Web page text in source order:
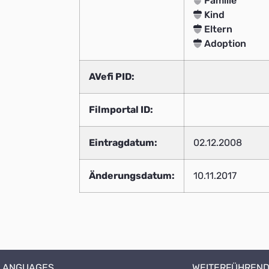
Kind
Eltern
Adoption
AVefi PID:
Filmportal ID:
Eintragdatum: 02.12.2008
Änderungsdatum: 10.11.2017